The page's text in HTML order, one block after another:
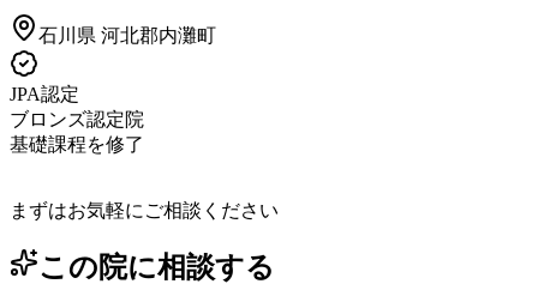
石川県 河北郡内灘町
JPA認定
ブロンズ認定院
基礎課程を修了
まずはお気軽にご相談ください
この院に相談する